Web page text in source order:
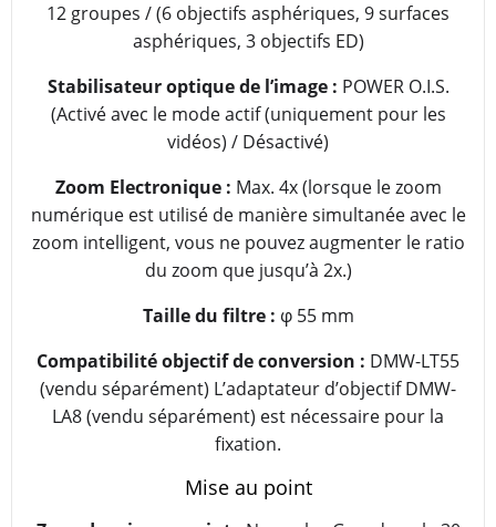
12 groupes / (6 objectifs asphériques, 9 surfaces
asphériques, 3 objectifs ED)
Stabilisateur optique de l’image : POWER O.I.S.
(Activé avec le mode actif (uniquement pour les
vidéos) / Désactivé)
Zoom Electronique : Max. 4x (lorsque le zoom
numérique est utilisé de manière simultanée avec le
zoom intelligent, vous ne pouvez augmenter le ratio
du zoom que jusqu’à 2x.)
Taille du filtre : φ 55 mm
Compatibilité objectif de conversion : DMW-LT55
(vendu séparément) L’adaptateur d’objectif DMW-
LA8 (vendu séparément) est nécessaire pour la
fixation.
Mise au point